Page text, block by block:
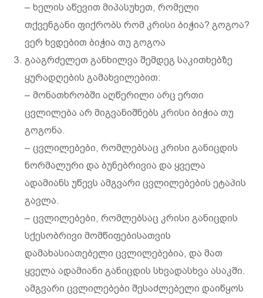
– ხელის აწევით მიპასუხეთ, რომელი
თქვენგანი ფიქრობს რომ კრისი ბიჭია? გოგოა?
ვერ ხვდებით ბიჭია თუ გოგოა
გააგრძელეთ განხილვა შემდეგ საკითხებზე
ყურადღების გამახვილებით:
– მონათხრობში აღწერილი არც ერთი
ცვლილება არ მიგვანიშნებს კრისი ბიჭია თუ
გოგონა.
– ცვლილებები, რომლებსაც კრისი განიცდის
ნორმალური და ბუნებრივია და ყველა
ადამიანს უწევს ამგვარი ცვლილებების ეტაპის
გავლა.
– ცვლილებები, რომლებსაც კრისი განიცდის
სქესობრივი მომწიფებისათვის
დამახასიათებელი ცვლილებებია, და მათ
ყველა ადამიანი განიცდის სხვადასხვა ასაკში.
ამგვარი ცვლილებები შესაძლებელი დაიწყოს